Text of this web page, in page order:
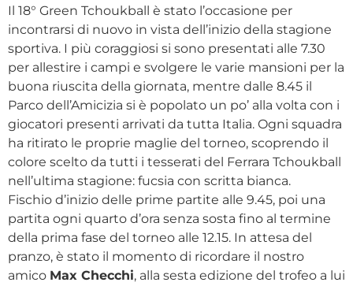
Il 18° Green Tchoukball è stato l’occasione per
incontrarsi di nuovo in vista dell’inizio della stagione
sportiva. I più coraggiosi si sono presentati alle 7.30
per allestire i campi e svolgere le varie mansioni per la
buona riuscita della giornata, mentre dalle 8.45 il
Parco dell’Amicizia si è popolato un po’ alla volta con i
giocatori presenti arrivati da tutta Italia. Ogni squadra
ha ritirato le proprie maglie del torneo, scoprendo il
colore scelto da tutti i tesserati del Ferrara Tchoukball
nell’ultima stagione: fucsia con scritta bianca.
Fischio d’inizio delle prime partite alle 9.45, poi una
partita ogni quarto d’ora senza sosta fino al termine
della prima fase del torneo alle 12.15. In attesa del
pranzo, è stato il momento di ricordare il nostro
amico Max Checchi, alla sesta edizione del trofeo a lui